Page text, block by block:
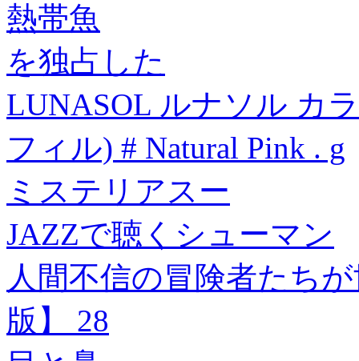
熱帯魚
を独占した
LUNASOL ルナソル カ
フィル) # Natural Pink . g
ミステリアスー
JAZZで聴くシューマン
人間不信の冒険者たち
版】 28